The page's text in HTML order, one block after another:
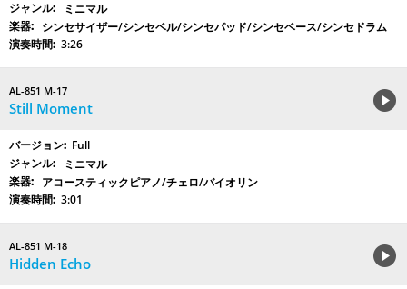
ミニマル
シンセサイザー/シンセベル/シンセパッド/シンセベース/シンセドラム
3:26
AL-851 M-17
Still Moment
Full
ミニマル
アコースティックピアノ/チェロ/バイオリン
3:01
AL-851 M-18
Hidden Echo